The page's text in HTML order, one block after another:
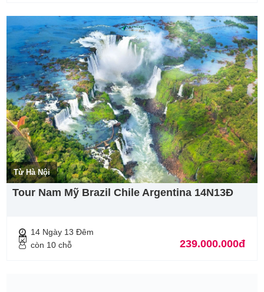
Từ Hà Nội
Tour Nam Mỹ Brazil Chile Argentina 14N13Đ
14 Ngày 13 Đêm
còn 10 chỗ
239.000.000đ